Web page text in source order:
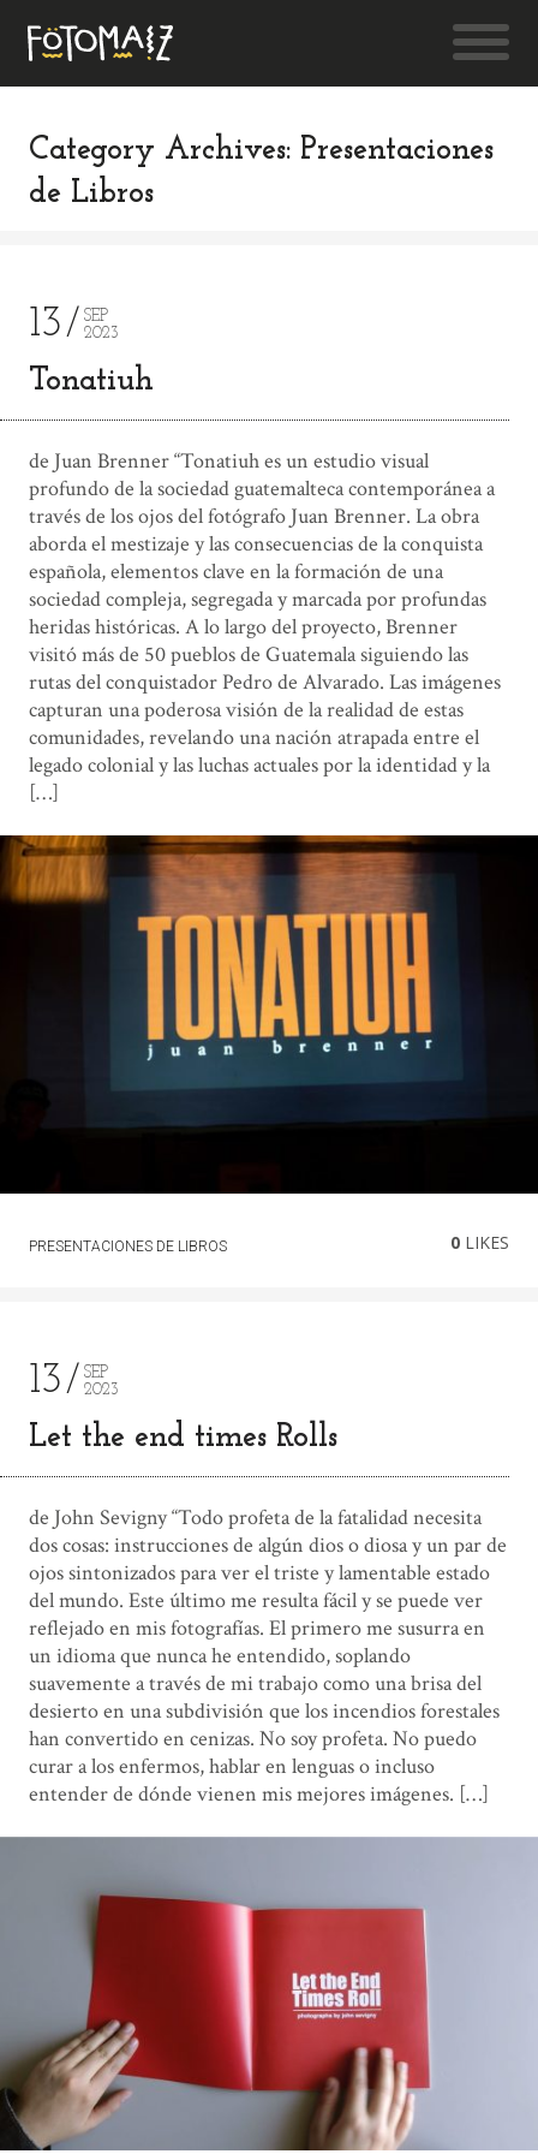
Category Archives: Presentaciones
de Libros
13
SEP
2023
Tonatiuh
de Juan Brenner “Tonatiuh es un estudio visual
profundo de la sociedad guatemalteca contemporánea a
través de los ojos del fotógrafo Juan Brenner. La obra
aborda el mestizaje y las consecuencias de la conquista
española, elementos clave en la formación de una
sociedad compleja, segregada y marcada por profundas
heridas históricas. A lo largo del proyecto, Brenner
visitó más de 50 pueblos de Guatemala siguiendo las
rutas del conquistador Pedro de Alvarado. Las imágenes
capturan una poderosa visión de la realidad de estas
comunidades, revelando una nación atrapada entre el
legado colonial y las luchas actuales por la identidad y la
[…]
PRESENTACIONES DE LIBROS 0 LIKES
13
SEP
2023
Let the end times Rolls
de John Sevigny “Todo profeta de la fatalidad necesita
dos cosas: instrucciones de algún dios o diosa y un par de
ojos sintonizados para ver el triste y lamentable estado
del mundo. Este último me resulta fácil y se puede ver
reflejado en mis fotografías. El primero me susurra en
un idioma que nunca he entendido, soplando
suavemente a través de mi trabajo como una brisa del
desierto en una subdivisión que los incendios forestales
han convertido en cenizas. No soy profeta. No puedo
curar a los enfermos, hablar en lenguas o incluso
entender de dónde vienen mis mejores imágenes. […]